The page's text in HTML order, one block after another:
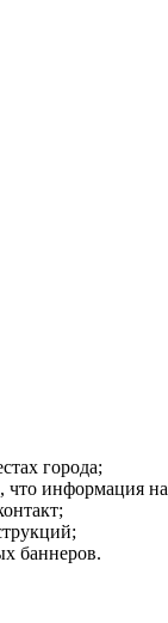
города;
что информация
баннеров.